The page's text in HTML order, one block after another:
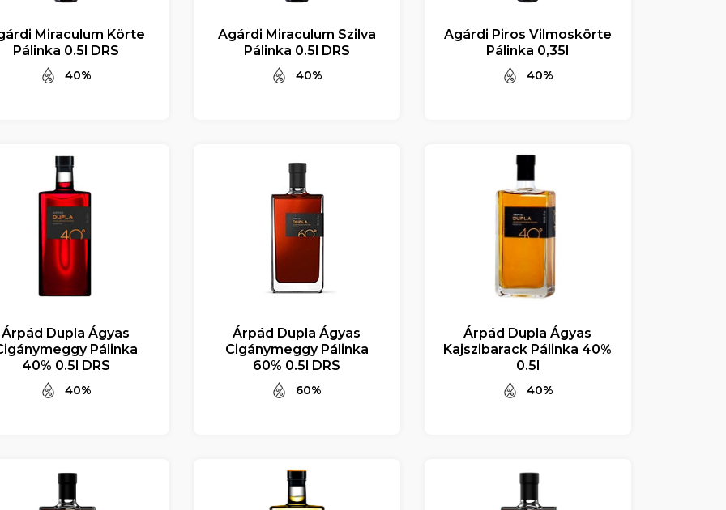
Miraculum Körte
Pálinka 0.5l DRS
40%
Agárdi Miraculum Szilva
Pálinka 0.5l DRS
40%
Agárdi Piros Vilmoskörte
Pálinka 0,35l
40%
Árpád Dupla Ágyas
Pálinka
40% 0.5l DRS
40%
Árpád Dupla Ágyas
Cigánymeggy Pálinka
60% 0.5l DRS
60%
Árpád Dupla Ágyas
Kajszibarack Pálinka 40%
0.5l
40%